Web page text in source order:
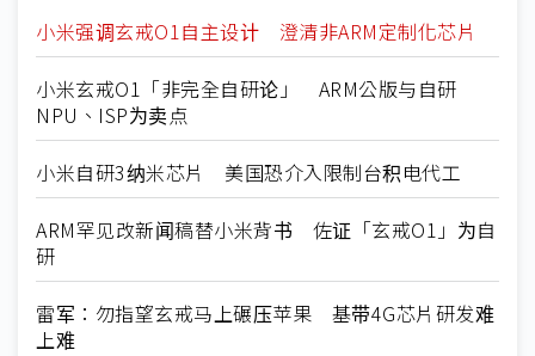
小米强调玄戒O1自主设计 澄清非ARM定制化芯片
小米玄戒O1「非完全自研论」 ARM公版与自研
NPU、ISP为卖点
小米自研3纳米芯片 美国恐介入限制台积电代工
ARM罕见改新闻稿替小米背书 佐证「玄戒O1」为自
研
雷军：勿指望玄戒马上碾压苹果 基带4G芯片研发难
上难